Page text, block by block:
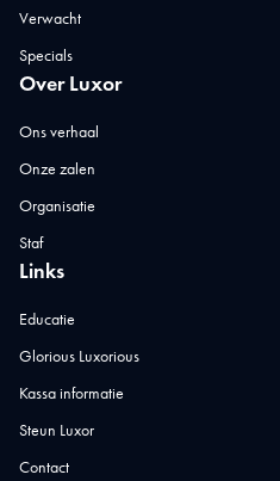
Verwacht
Specials
Over Luxor
Ons verhaal
Onze zalen
Organisatie
Staf
Links
Educatie
Glorious Luxorious
Kassa informatie
Steun Luxor
Contact